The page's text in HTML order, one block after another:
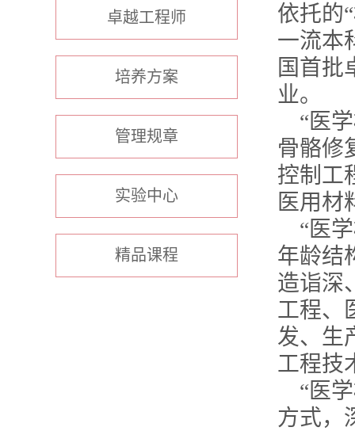
卓越工程师
培养方案
管理规章
实验中心
精品课程
依托的“
一流本
国首批
业。
“医
骨骼修
控制工
医用材
“医
年龄结
造诣深
工程、
发、生
工程技
“医
方式，